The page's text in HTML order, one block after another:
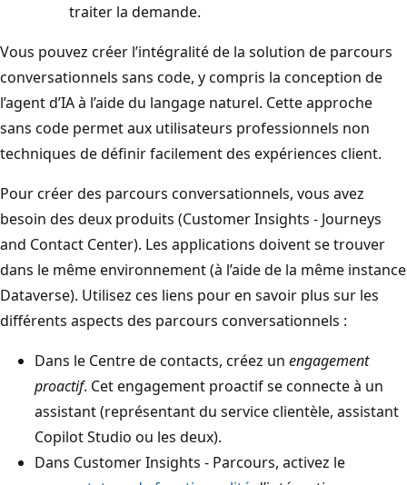
traiter la demande.
Vous pouvez créer l’intégralité de la solution de parcours
conversationnels sans code, y compris la conception de
l’agent d’IA à l’aide du langage naturel. Cette approche
sans code permet aux utilisateurs professionnels non
techniques de définir facilement des expériences client.
Pour créer des parcours conversationnels, vous avez
besoin des deux produits (Customer Insights - Journeys
and Contact Center). Les applications doivent se trouver
dans le même environnement (à l’aide de la même instance
Dataverse). Utilisez ces liens pour en savoir plus sur les
différents aspects des parcours conversationnels :
Dans le Centre de contacts, créez un engagement
proactif. Cet engagement proactif se connecte à un
assistant (représentant du service clientèle, assistant
Copilot Studio ou les deux).
Dans Customer Insights - Parcours, activez le